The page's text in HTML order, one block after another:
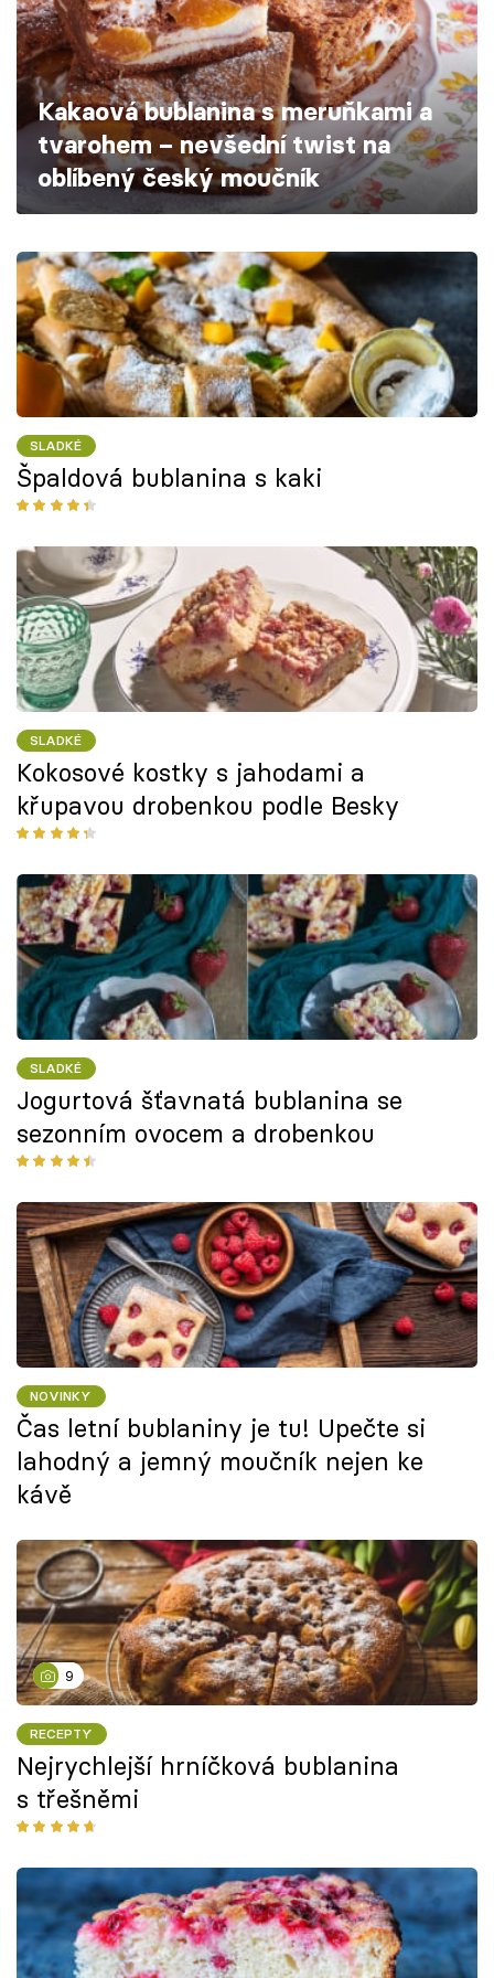
Škola vaření
Recepty z TV
Speciál: Cuketa
Těhotnej kuchař
Přihlášení
Sledujte nás
Kakaová bublanina s meruňkami a
tvarohem – nevšední twist na
oblíbený český moučník
SLADKÉ
Špaldová bublanina s kaki
SLADKÉ
Kokosové kostky s jahodami a
křupavou drobenkou podle Besky
SLADKÉ
Jogurtová šťavnatá bublanina se
sezonním ovocem a drobenkou
NOVINKY
Čas letní bublaniny je tu! Upečte si
lahodný a jemný moučník nejen ke
kávě
9
RECEPTY
Nejrychlejší hrníčková bublanina
s třešněmi